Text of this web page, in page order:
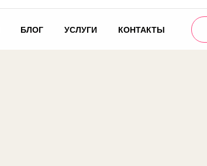
БЛОГ УСЛУГИ КОНТАКТЫ